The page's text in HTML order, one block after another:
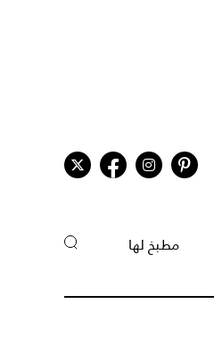
مطبخ لها